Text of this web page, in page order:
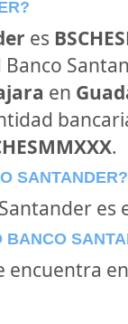
es
en
.
SANTANDER?
es
BANCO
encuentra en